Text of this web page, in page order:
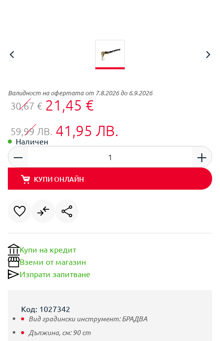
Валидност на офертата от 7.8.2026 до 6.9.2026
30,67 € 21,45 €
59,99 ЛВ. 41,95 ЛВ.
Наличен
КУПИ ОНЛАЙН
Купи на кредит
Вземи от магазин
Изпрати запитване
Код: 1027342
Вид градински инструмент:БРАДВА
Дължина, см:90cm